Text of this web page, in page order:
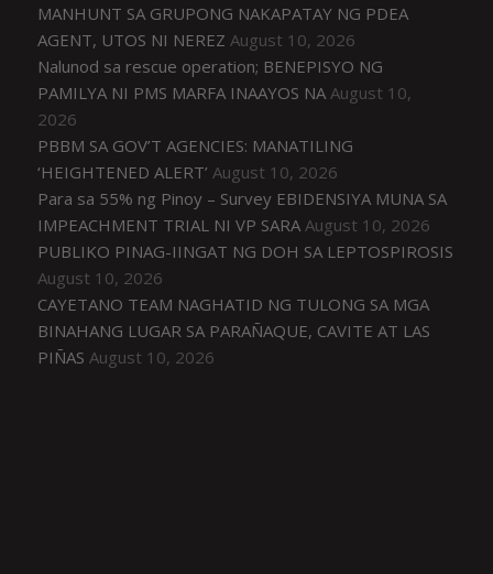
MANHUNT SA GRUPONG NAKAPATAY NG PDEA
AGENT, UTOS NI NEREZ August 10, 2026
Nalunod sa rescue operation; BENEPISYO NG
PAMILYA NI PMS MARFA INAAYOS NA August 10,
2026
PBBM SA GOV’T AGENCIES: MANATILING
‘HEIGHTENED ALERT’ August 10, 2026
Para sa 55% ng Pinoy – Survey EBIDENSIYA MUNA SA
IMPEACHMENT TRIAL NI VP SARA August 10, 2026
PUBLIKO PINAG-IINGAT NG DOH SA LEPTOSPIROSIS
August 10, 2026
CAYETANO TEAM NAGHATID NG TULONG SA MGA
BINAHANG LUGAR SA PARAÑAQUE, CAVITE AT LAS
PIÑAS August 10, 2026